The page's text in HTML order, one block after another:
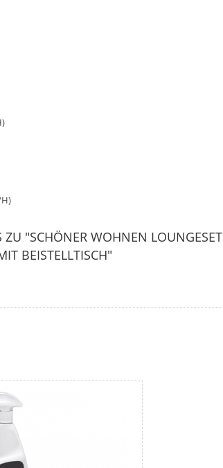
ZU "SCHÖNER WOHNEN LOUNGESET
BEISTELLTISCH"